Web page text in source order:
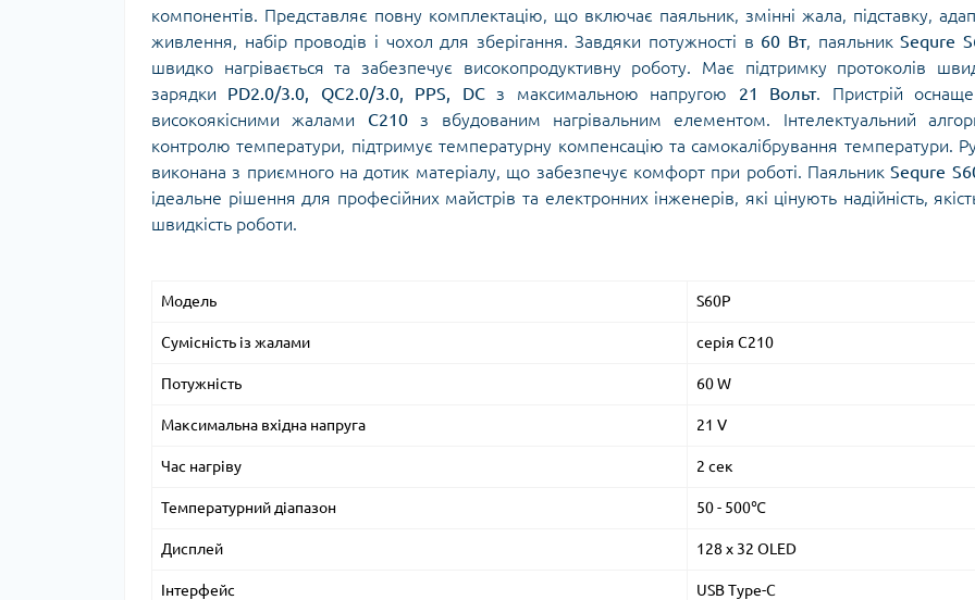
компонентів. Представляє повну комплектацію, що включає паяльник, змінні жала, підставку,
живлення, набір проводів і чохол для зберігання. Завдяки потужності в 60 Вт, паяльникSequre
швидко нагрівається та забезпечує високопродуктивну роботу. Має підтримку протоколів
зарядки PD2.0/3.0, QC2.0/3.0, PPS, DCз максимальною напругою 21 Вольт. Пристрій
високоякісними жалами С210з вбудованим нагрівальним елементом. Інтелектуальний
контролю температури, підтримує температурну компенсацію та самокалібрування температури.
виконана з приємного на дотик матеріалу, що забезпечує комфорт при роботі. ПаяльникSequre
ідеальне рішення для професійних майстрів та електронних інженерів, які цінують надійність,
швидкість роботи.
Модель S60P
Сумісність із жалами серія C210
Потужність 60 W
Максимальна вхідна напруга 21 V
Час нагріву 2 сек
Температурний діапазон 50 - 500℃
Дисплей 128 х 32 OLED
Інтерфейс USB Type-C